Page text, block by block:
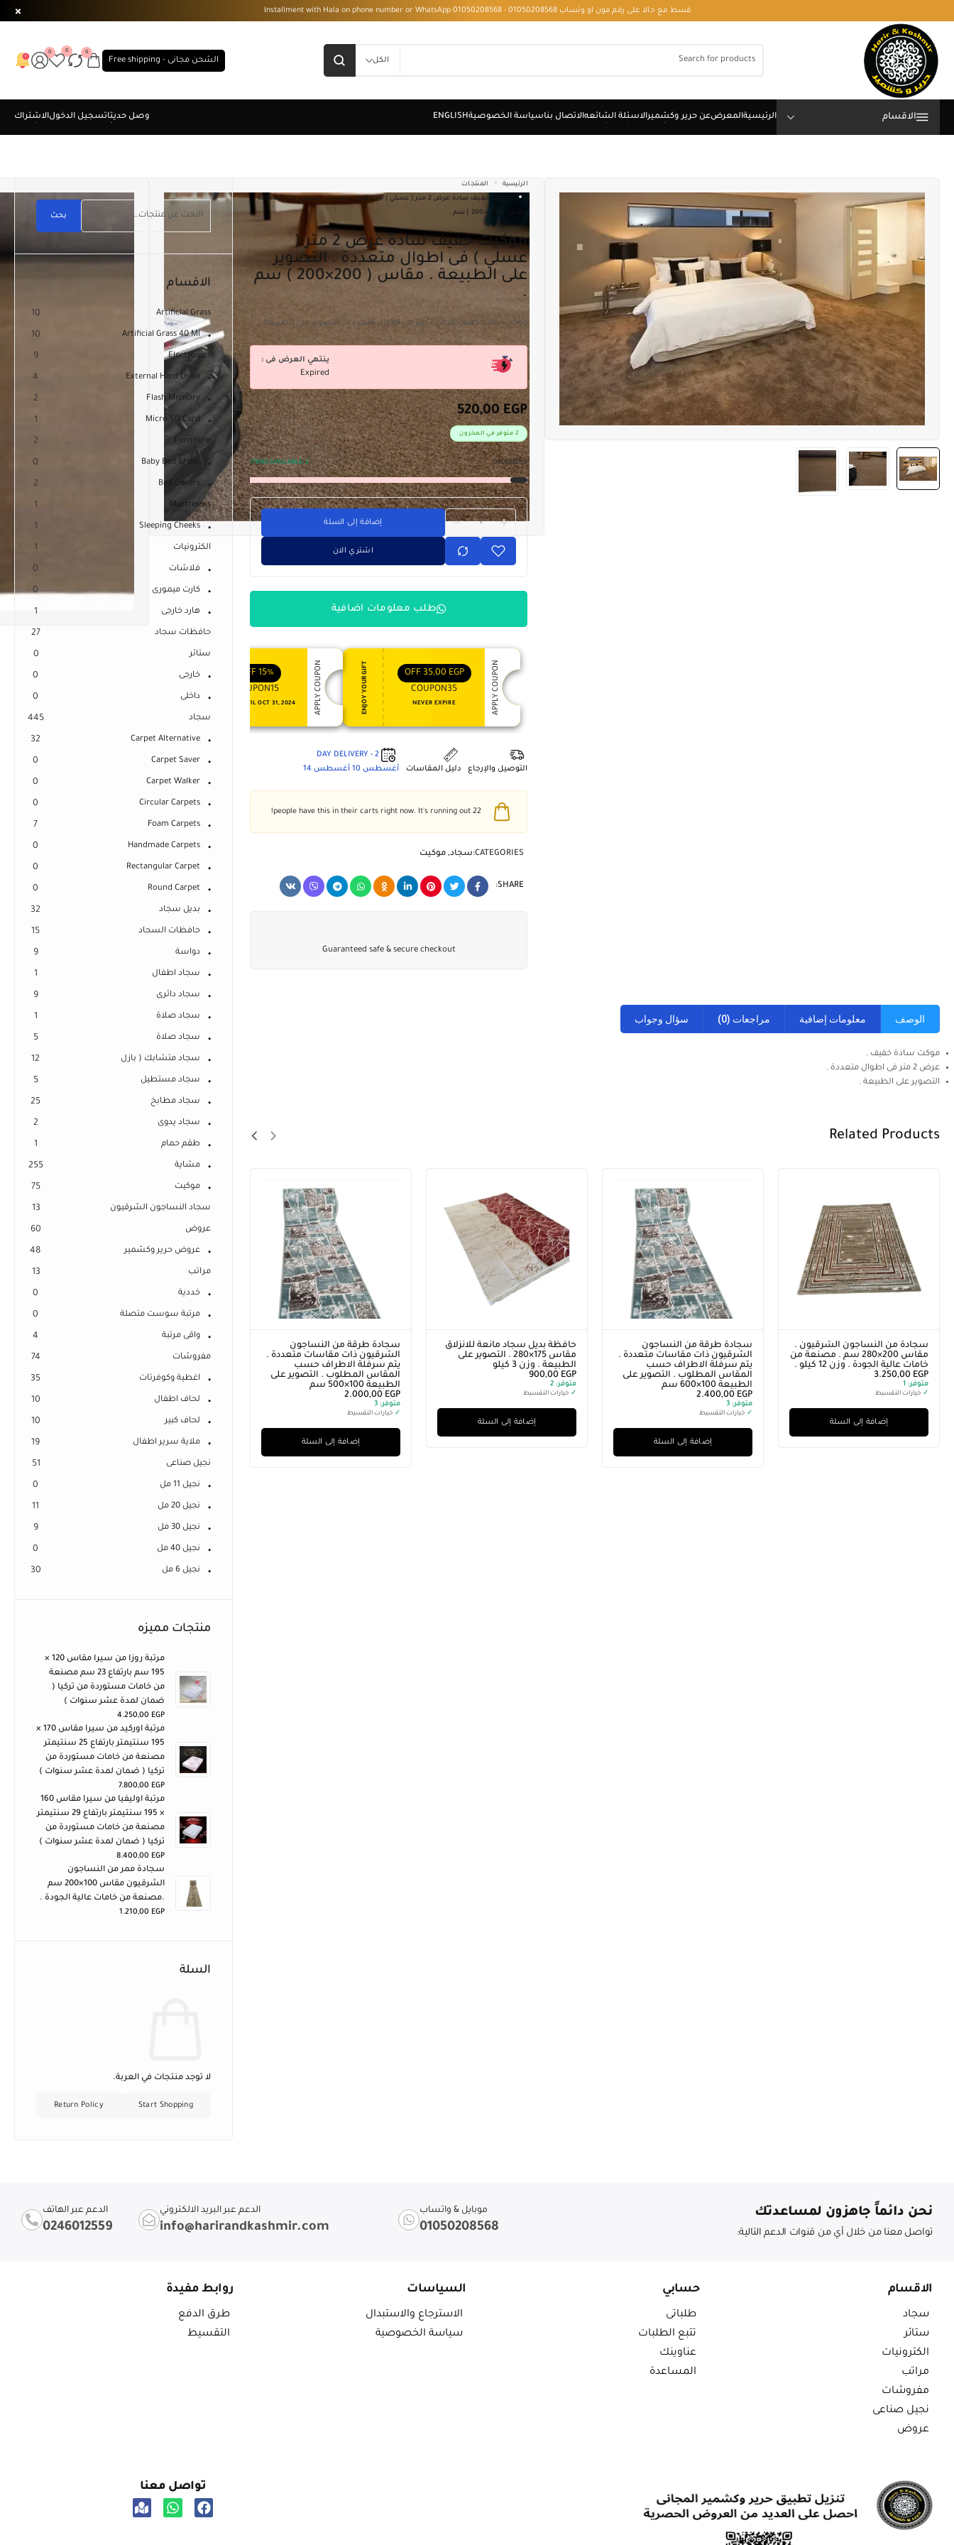
قسط مع حالا على رقم فون او وتساب 01050208568 - Installment with Hala on phone number or WhatsApp 01050208568
الكل الشحن مجانى - Free shipping
0
0
0
الاقسام
الرئيسية
المنتجات
موكيت خفيف سادة عرض 2 متر ( عسلي ) فى اطوال متعددة . التصوير على الطبيعة .
موكيت خفيف سادة عرض 2 متر (
عسلي ) فى اطوال متعددة . التصوير
على الطبيعة . مقاس ( 200×200 ) سم
.
موكت سادة خفيف عرض 2 متر فى اطوال متعددة . التصوير على الطبيعة
ينتهي العرض فى :
Expired
520,00EGP
2 متوفر في المخزون
ORDERED: 0
ITEMS AVAILABLE:2
إضافة إلى السلة
اشتري الان
طلب معلومات اضافية
ENJOY YOUR GIFT 35,00 EGP
OFF
COUPON35
NEVER EXPIRE APPLY COUPON
ENJOY YOUR GIFT 15%
OFF
COUPON15
VALID UNTIL OCT 31, 2024 APPLY COUPON
التوصيل والإرجاع دليل المقاسات
2 - DAY DELIVERY
أغسطس 10
أغسطس 14
22
CATEGORIES: سجاد, موكيت
SHARE:
Guaranteed safe & secure checkout
الوصف معلومات إضافية مراجعات (0) سؤال وجواب
موكت سادة خفيف .
عرض 2 متر فى اطوال متعددة .
التصوير على الطبيعة .
Related Products
سجادة من النساجون الشرقيون .
مقاس 200×280 سم . مصنعة من
خامات عالية الجودة . وزن 12 كيلو .
3.250,00 EGP
متوفر:
✓ خيارات التقسيط
إضافة إلى السلة
سجادة طرقة من النساجون
الشرقيون ذات مقاسات متعددة .
يتم سرفلة الاطراف حسب
المقاس المطلوب . التصوير على
الطبيعة 100×600 سم
2.400,00 EGP
متوفر:
✓ خيارات التقسيط
إضافة إلى السلة
حافظة بديل سجاد مانعة للانزلاق
مقاس 175×280 . التصوير على
الطبيعة . وزن 3 كيلو
900,00 EGP
متوفر:
✓ خيارات التقسيط
إضافة إلى السلة
سجادة طرقة من النساجون
الشرقيون ذات مقاسات متعددة .
يتم سرفلة الاطراف حسب
المقاس المطلوب . التصوير على
الطبيعة 100×500 سم
2.000,00 EGP
متوفر:
✓ خيارات التقسيط
إضافة إلى السلة
بحث
الاقسام
Artificial Grass
10
Artificial Grass 40 Ml
10
Electronics
9
External Hard Drive
4
Flash Memory
2
Micro SD Card
1
Furniture
2
Baby Bed Sheet
0
Bed Covers
2
Mattresses
1
Sleeping Cheeks
1
الكترونيات 1
فلاشات 0
كارت ميمورى 0
هارد خارجى 1
حافظات سجاد 27
ستائر 0
خارجى 0
داخلى 0
سجاد 445
Carpet Alternative
32
Carpet Saver
0
Carpet Walker
0
Circular Carpets
0
Foam Carpets
7
Handmade Carpets
0
Rectangular Carpet
0
Round Carpet
0
بديل سجاد 32
حافظات السجاد 15
دواسة 9
سجاد اطفال 1
سجاد دائرى 9
سجاد صلاة 1
سجاد صلاة 5
سجاد متشابك ( بازل 12
سجاد مستطيل 5
سجاد مطابخ 25
سجاد يدوى 2
طقم حمام 1
مشاية 255
موكيت 75
سجاد النساجون الشرقيون 13
عروض 60
عروض حرير وكشمير 48
مراتب 13
خددية 0
مرتبة سوست متصلة 0
واقى مرتبة 4
مفروشات 74
اغطية وكوفرتات 35
لحاف اطفال 10
لحاف كبير 10
ملاية سرير اطفال 19
نجيل صناعى 51
نجيل 11 مل 0
نجيل 20 مل 11
نجيل 30 مل 9
نجيل 40 مل 0
نجيل 6 مل 30
منتجات مميزه
مرتبة روزا من سيرا مقاس 120 ×
195 سم بارتفاع 23 سم مصنعة
من خامات مستوردة من تركيا (
ضمان لمدة عشر سنوات )
4.250,00 EGP
مرتبة اوركيد من سيرا مقاس 170 ×
195 سنتيمتر بارتفاع 25 سنتيمتر
مصنعة من خامات مستوردة من
تركيا ( ضمان لمدة عشر سنوات )
7.800,00 EGP
مرتبة اوليفيا من سيرا مقاس 160
× 195 سنتيمتر بارتفاع 29 سنتيمتر
مصنعة من خامات مستوردة من
تركيا ( ضمان لمدة عشر سنوات )
8.400,00 EGP
سجادة ممر من النساجون
الشرقيون مقاس 100×200 سم
.مصنعة من خامات عالية الجودة .
1.210,00 EGP
السلة
لا توجد منتجات في العربة.
Start Shopping
Return Policy
نحن دائماً جاهزون لمساعدتك
تواصل معنا من خلال أي من قنوات الدعم التالية:
موبايل & واتساب
01050208568
الدعم عبر البريد الالكتروني
info@harirandkashmir.com
الدعم عبر الهاتف
0246012559
الاقسام
سجاد
ستائر
الكترونيات
مراتب
مفروشات
نجيل صناعى
عروض
حسابي
طلباتى
تتبع الطلبات
عناوينك
المساعدة
السياسات
الاسترجاع والاستبدال
سياسة الخصوصية
روابط مفيدة
طرق الدفع
التقسيط
تواصل معنا